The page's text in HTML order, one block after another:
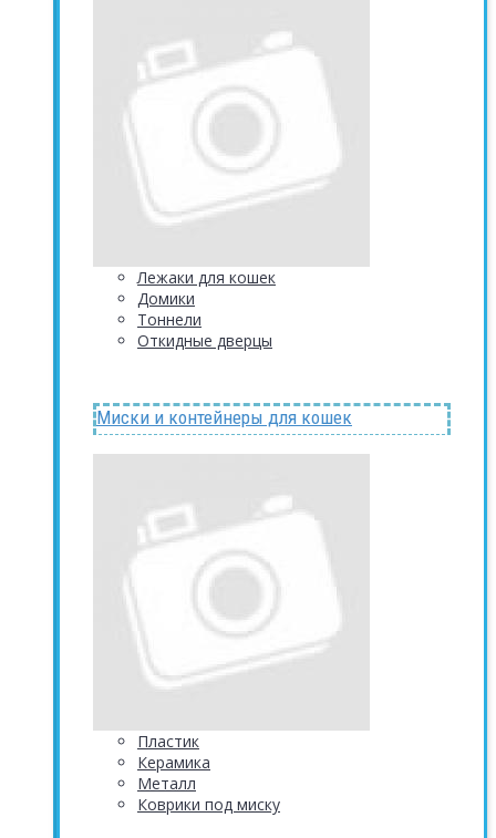
Лежаки для кошек
Домики
Тоннели
Откидные дверцы
Миски и контейнеры для кошек
Пластик
Керамика
Металл
Коврики под миску